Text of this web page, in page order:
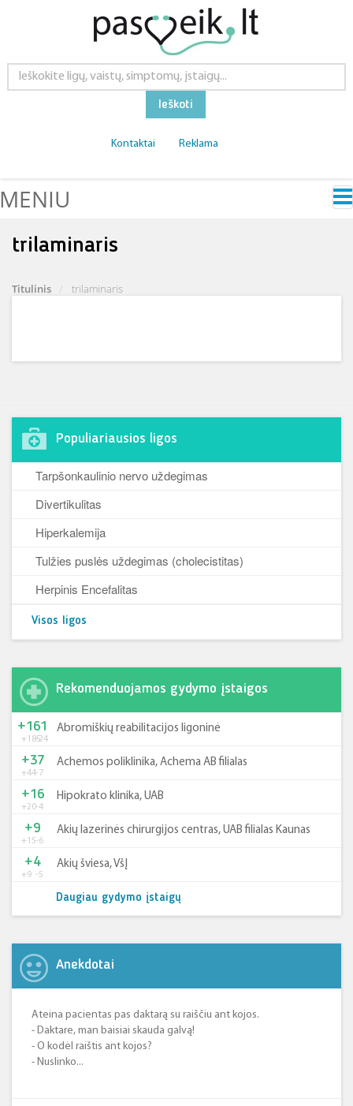
Ieškoti
Kontaktai Reklama
MENIU
trilaminaris
Titulinis trilaminaris
Populiariausios ligos
Tarpšonkaulinio nervo uždegimas
Divertikulitas
Hiperkalemija
Tulžies puslės uždegimas (cholecistitas)
Herpinis Encefalitas
Visos ligos
Rekomenduojamos gydymo įstaigos
+185-24
+161 Abromiškių reabilitacijos ligoninė
+44-7
+37 Achemos poliklinika, Achema AB filialas
+20-4
+16 Hipokrato klinika, UAB
+15-6
+9 Akių lazerinės chirurgijos centras, UAB filialas Kaunas
+9 -5
+4 Akių šviesa, VšĮ
Daugiau gydymo įstaigų
Anekdotai
Ateina pacientas pas daktarą su raiščiu ant kojos.
- Daktare, man baisiai skauda galvą!
- O kodėl raištis ant kojos?
- Nuslinko...